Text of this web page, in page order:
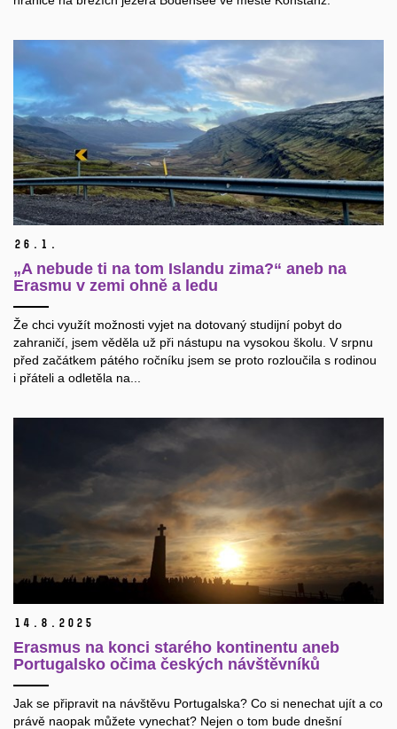
26. 1.
„A nebude ti na tom Islandu zima?“ aneb na
Erasmu v zemi ohně a ledu
Že chci využít možnosti vyjet na dotovaný studijní pobyt do
zahraničí, jsem věděla už při nástupu na vysokou školu. V srpnu
před začátkem pátého ročníku jsem se proto rozloučila s rodinou
i přáteli a odletěla na...
14. 8. 2025
Erasmus na konci starého kontinentu aneb
Portugalsko očima českých návštěvníků
Jak se připravit na návštěvu Portugalska? Co si nenechat ujít a co
právě naopak můžete vynechat? Nejen o tom bude dnešní